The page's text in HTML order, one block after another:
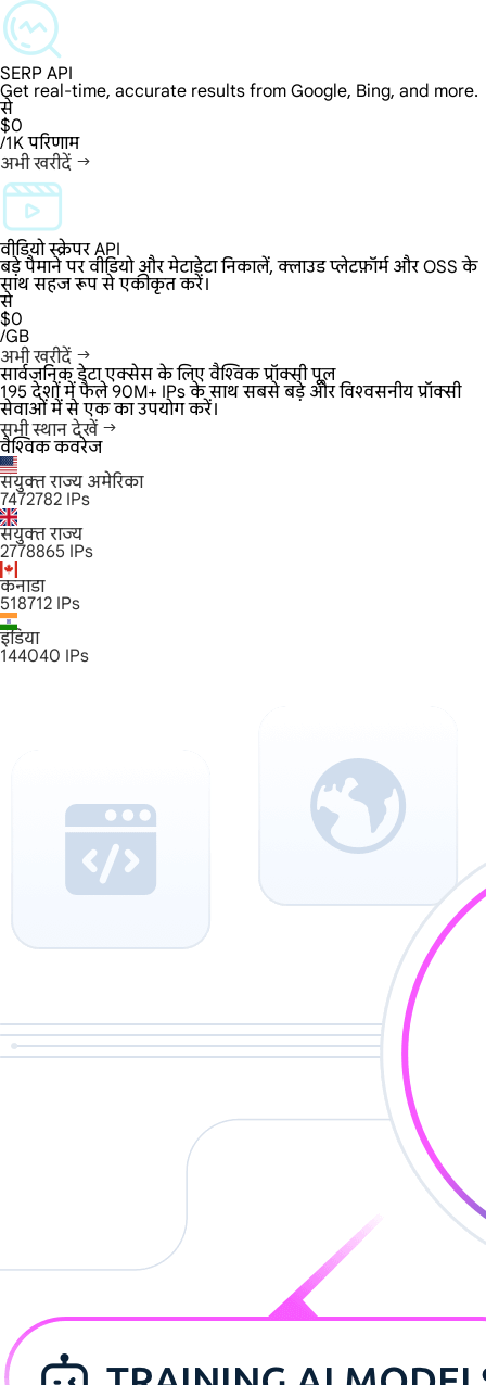
SERP API
Get real-time, accurate results from Google, Bing, and more.
से
$0
/1K परिणाम
अभी खरीदें
वीडियो स्क्रेपर API
बड़े पैमाने पर वीडियो और मेटाडेटा निकालें, क्लाउड प्लेटफ़ॉर्म और OSS के
साथ सहज रूप से एकीकृत करें।
से
$0
/GB
अभी खरीदें
सार्वजनिक डेटा एक्सेस के लिए वैश्विक प्रॉक्सी पूल
195 देशों में फैले 90M+ IPs के साथ सबसे बड़े और विश्वसनीय प्रॉक्सी
सेवाओं में से एक का उपयोग करें।
सभी स्थान देखें
वैश्विक कवरेज
संयुक्त राज्य अमेरिका
7472782 IPs
संयुक्त राज्य
2778865 IPs
कनाडा
518712 IPs
इंडिया
144040 IPs